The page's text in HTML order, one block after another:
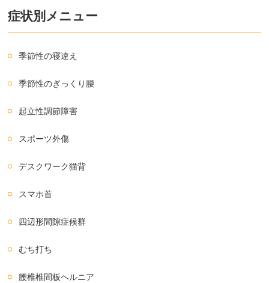
症状別メニュー
季節性の寝違え
季節性のぎっくり腰
起立性調節障害
スポーツ外傷
デスクワーク猫背
スマホ首
四辺形間隙症候群
むち打ち
腰椎椎間板ヘルニア